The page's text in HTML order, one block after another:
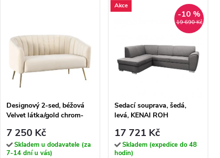
Designový 2-sed, béžová
Velvet látka/gold chrom-
7 250 Kč
Skladem u dodavatele (za
7-14 dní u vás)
19 690 Kč
-10 %
Akce
Sedací souprava, šedá,
levá, KENAI ROH
17 721 Kč
Skladem (expedice do 48
hodin)